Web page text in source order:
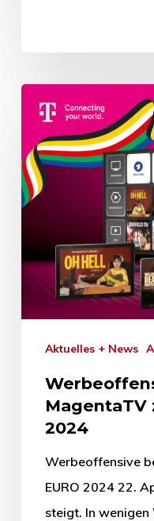
Aktuelles + News
MagentaTV
2024
Werbeoffensive
EURO 2024 22.
steigt. In wenigen